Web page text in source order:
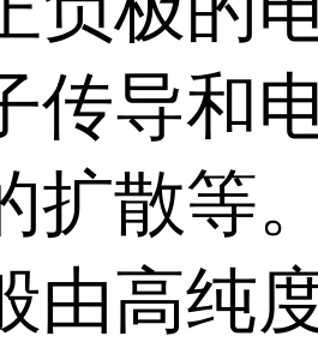
传导和
扩散等。
由高纯